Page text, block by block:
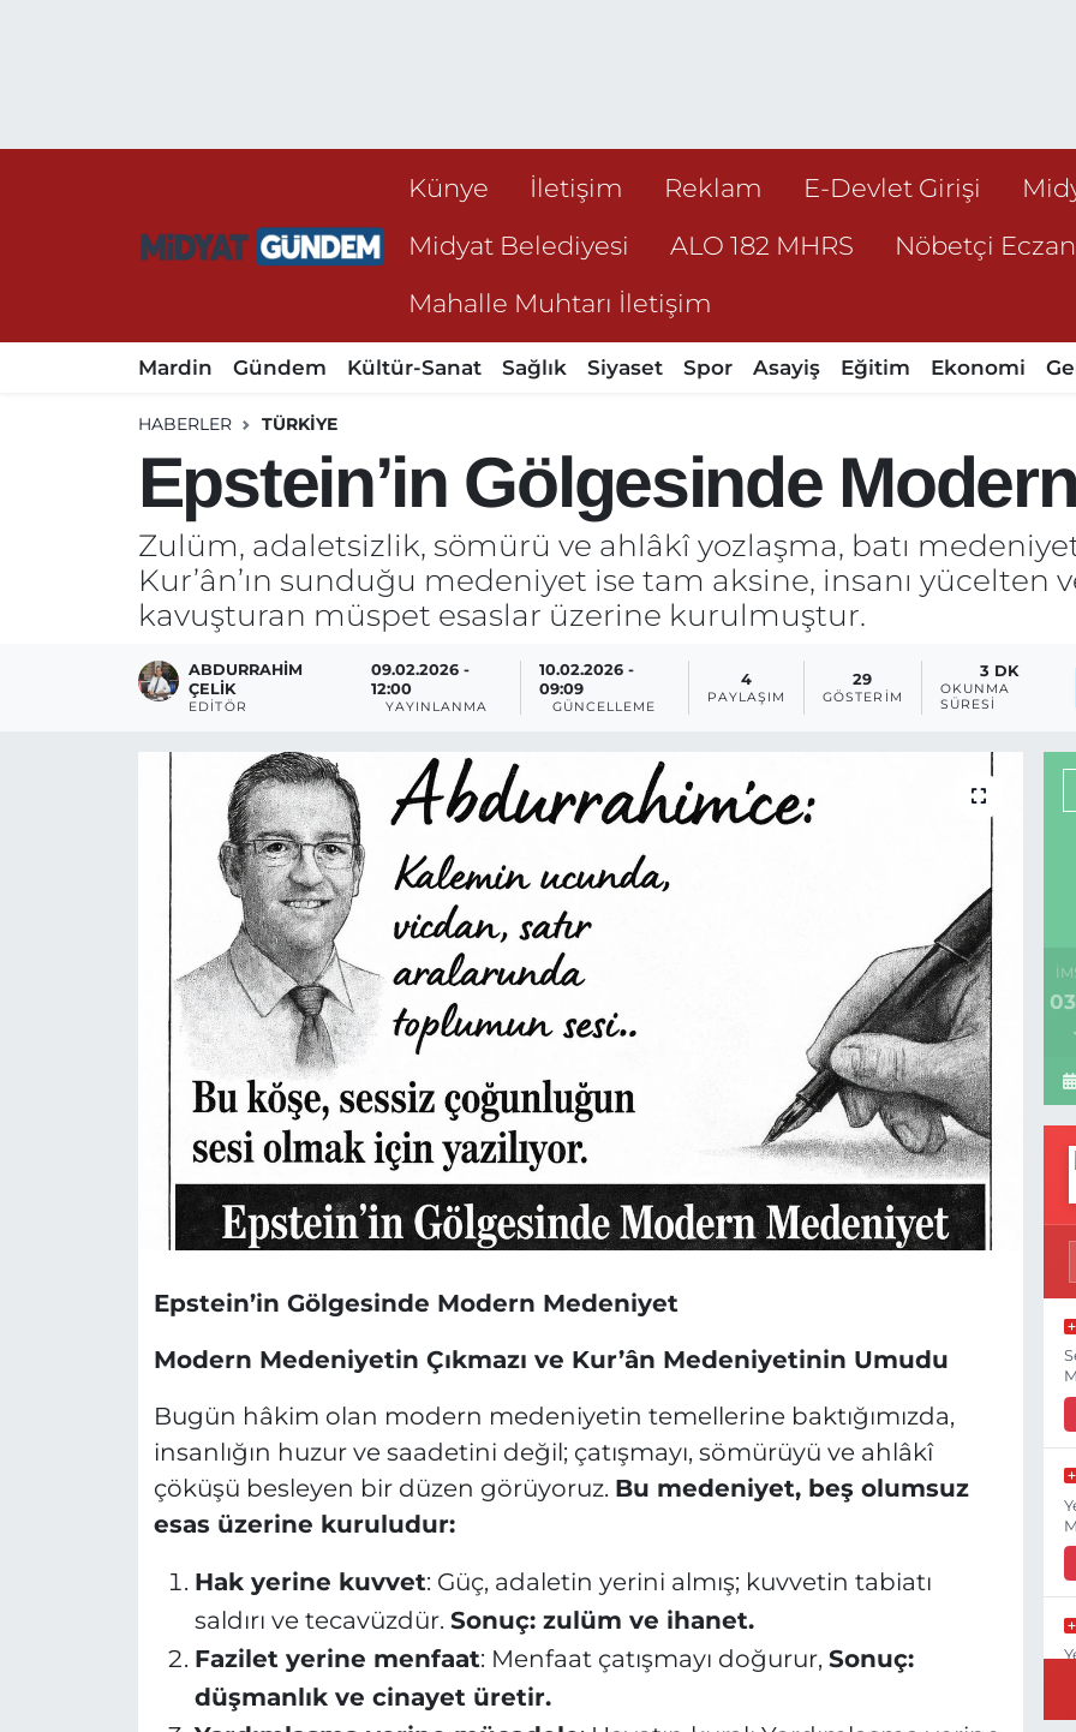
Künye İletişim Reklam E-Devlet Girişi
Midyat Belediyesi
ALO 182 MHRS Nöbetçi
Mahalle Muhtarı İletişim
Mardin Gündem Kültür-Sanat Sağlık Siyaset Spor Asayiş Eğitim Ekonomi
HABERLER TÜRKIYE
Epstein’in Gölgesinde
Zulüm, adaletsizlik, sömürü ve ahlâkî yozlaşma, batı
Kur’ân’ın sunduğu medeniyet ise tam aksine, insanı yücelten
kavuşturan müspet esaslar üzerine kurulmuştur.
ABDURRAHIM
ÇELİK
EDITÖR
09.02.2026 -
12:00
YAYINLANMA
10.02.2026 -
09:09
GÜNCELLEME
4
PAYLAŞIM
29
GÖSTERIM
3 DK
OKUNMA
SÜRESI
Epstein’in Gölgesinde Modern Medeniyet
Modern Medeniyetin Çıkmazı ve Kur’ân Medeniyetinin Umudu
Bugün hâkim olan modern medeniyetin temellerine baktığımızda,
insanlığın huzur ve saadetini değil; çatışmayı, sömürüyü ve ahlâkî
çöküşü besleyen bir düzen görüyoruz. Bu medeniyet, beş olumsuz
esas üzerine kuruludur:
Hak yerine kuvvet: Güç, adaletin yerini almış; kuvvetin tabiatı
saldırı ve tecavüzdür. Sonuç: zulüm ve ihanet.
Fazilet yerine menfaat: Menfaat çatışmayı doğurur, Sonuç:
düşmanlık ve cinayet üretir.